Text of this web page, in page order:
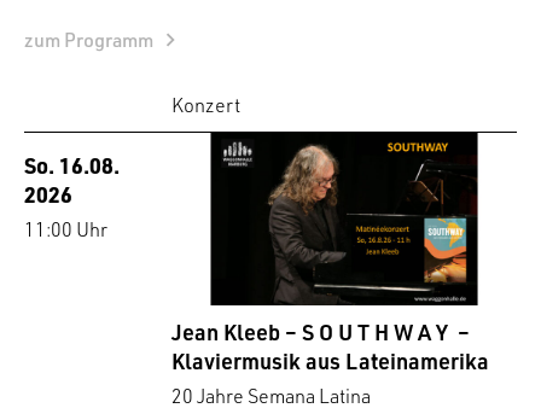
zum Programm
Konzert
So. 16.08.
2026
11:00 Uhr
Jean Kleeb – S O U T H W A Y –
Klaviermusik aus Lateinamerika
20 Jahre Semana Latina